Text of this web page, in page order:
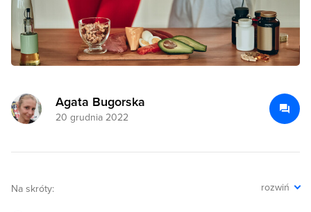
Agata Bugorska
20 grudnia 2022
Na skróty: rozwiń